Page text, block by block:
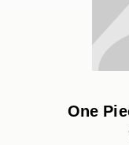
One